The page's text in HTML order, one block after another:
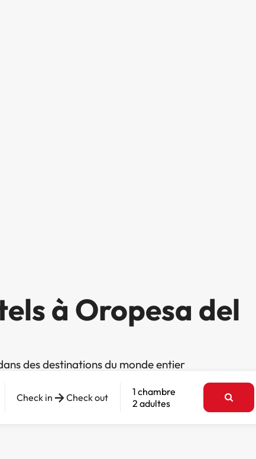
à Oropesa del
des destinations du monde entier
Check in Check out
1 chambre
2 adultes